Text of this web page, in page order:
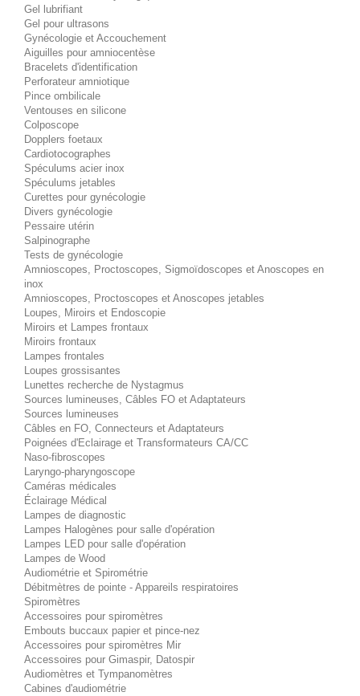
Gel lubrifiant
Gel pour ultrasons
Gynécologie et Accouchement
Aiguilles pour amniocentèse
Bracelets d'identification
Perforateur amniotique
Pince ombilicale
Ventouses en silicone
Colposcope
Dopplers foetaux
Cardiotocographes
Spéculums acier inox
Spéculums jetables
Curettes pour gynécologie
Divers gynécologie
Pessaire utérin
Salpinographe
Tests de gynécologie
Amnioscopes, Proctoscopes, Sigmoïdoscopes et Anoscopes en
inox
Amnioscopes, Proctoscopes et Anoscopes jetables
Loupes, Miroirs et Endoscopie
Miroirs et Lampes frontaux
Miroirs frontaux
Lampes frontales
Loupes grossisantes
Lunettes recherche de Nystagmus
Sources lumineuses, Câbles FO et Adaptateurs
Sources lumineuses
Câbles en FO, Connecteurs et Adaptateurs
Poignées d'Eclairage et Transformateurs CA/CC
Naso-fibroscopes
Laryngo-pharyngoscope
Caméras médicales
Éclairage Médical
Lampes de diagnostic
Lampes Halogènes pour salle d'opération
Lampes LED pour salle d'opération
Lampes de Wood
Audiométrie et Spirométrie
Débitmètres de pointe - Appareils respiratoires
Spiromètres
Accessoires pour spiromètres
Embouts buccaux papier et pince-nez
Accessoires pour spiromètres Mir
Accessoires pour Gimaspir, Datospir
Audiomètres et Tympanomètres
Cabines d'audiométrie